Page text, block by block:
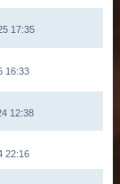
17:35
16:33
12:38
22:16